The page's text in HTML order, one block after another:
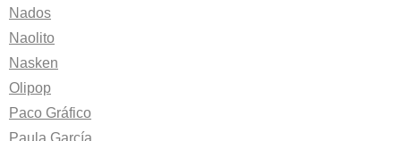
Nados
Naolito
Nasken
Olipop
Paco Gráfico
Paula García